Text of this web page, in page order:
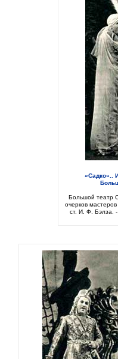
«Садко»..
Большой театр
очерков
ст. И. Ф. Бэлза.